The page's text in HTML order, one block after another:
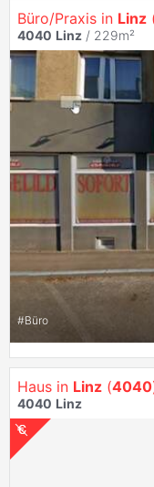
Büro/Praxis in Linz
4040 Linz / 229m²
#Büro
Haus in Linz (4040
4040 Linz